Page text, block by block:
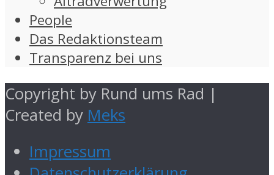
People
Das Redaktionsteam
Transparenz bei uns
Copyright by Rund ums Rad |
Created by Meks
Impressum